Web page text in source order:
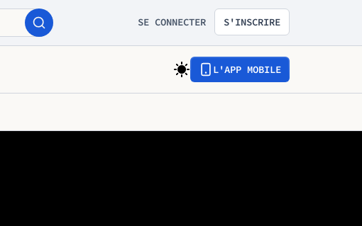
SE CONNECTER S'INSCRIRE
L'APP MOBILE